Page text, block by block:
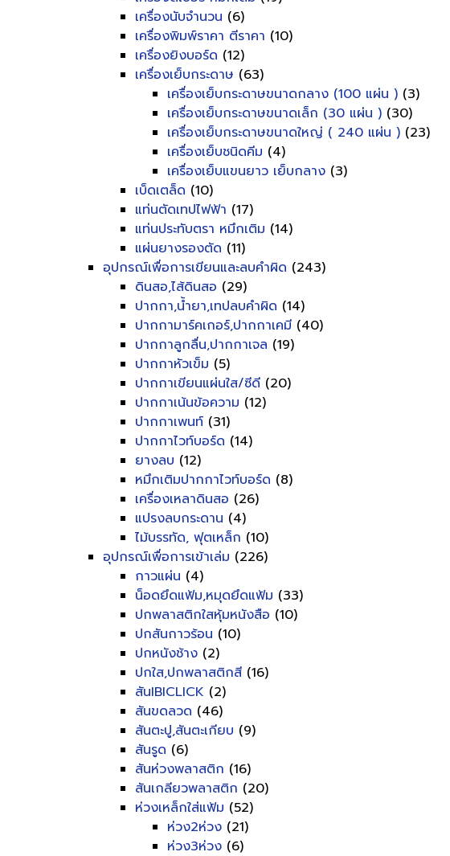
เครื่องนับจำนวน (6)
เครื่องพิมพ์ราคา ตีราคา (10)
เครื่องยิงบอร์ด (12)
เครื่องเย็บกระดาษ (63)
เครื่องเย็บกระดาษขนาดกลาง (100 แผ่น ) (3)
เครื่องเย็บกระดาษขนาดเล็ก (30 แผ่น ) (30)
เครื่องเย็บกระดาษขนาดใหญ่ ( 240 แผ่น ) (23)
เครื่องเย็บชนิดคีม (4)
เครื่องเย็บแขนยาว เย็บกลาง (3)
เบ็ดเตล็ด (10)
แท่นตัดเทปไฟฟ้า (17)
แท่นประทับตรา หมึกเติม (14)
แผ่นยางรองตัด (11)
อุปกรณ์เพื่อการเขียนและลบคำผิด (243)
ดินสอ,ไส้ดินสอ (29)
ปากกา,น้ำยา,เทปลบคำผิด (14)
ปากกามาร์คเกอร์,ปากกาเคมี (40)
ปากกาลูกลื่น,ปากกาเจล (19)
ปากกาหัวเข็ม (5)
ปากกาเขียนแผ่นใส/ซีดี (20)
ปากกาเน้นข้อความ (12)
ปากกาเพนท์ (31)
ปากกาไวท์บอร์ด (14)
ยางลบ (12)
หมึกเติมปากกาไวท์บอร์ด (8)
เครื่องเหลาดินสอ (26)
แปรงลบกระดาน (4)
ไม้บรรทัด, ฟุตเหล็ก (10)
อุปกรณ์เพื่อการเข้าเล่ม (226)
กาวแผ่น (4)
น็อดยึดแฟ้ม,หมุดยึดแฟ้ม (33)
ปกพลาสติกใสหุ้มหนังสือ (10)
ปกสันกาวร้อน (10)
ปกหนังช้าง (2)
ปกใส,ปกพลาสติกสี (16)
สันIBICLICK (2)
สันขดลวด (46)
สันตะปู,สันตะเกียบ (9)
สันรูด (6)
สันห่วงพลาสติก (16)
สันเกลียวพลาสติก (20)
ห่วงเหล็กใส่แฟ้ม (52)
ห่วง2ห่วง (21)
ห่วง3ห่วง (6)